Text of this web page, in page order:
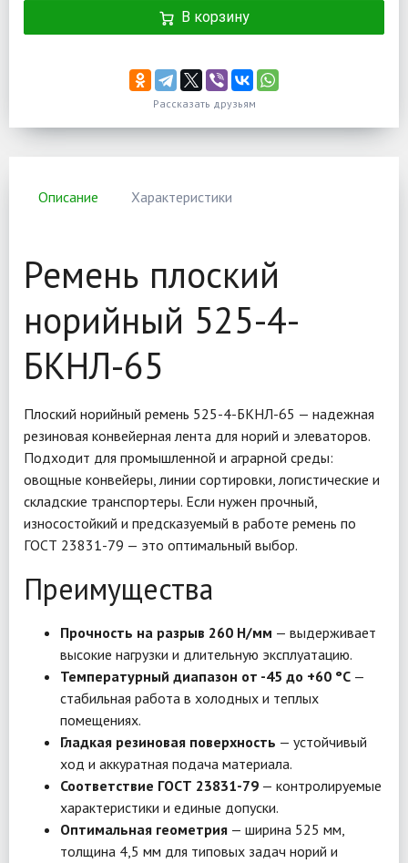
В корзину
Рассказать друзьям
Описание Характеристики
Ремень плоский
норийный 525-4-
БКНЛ-65
Плоский норийный ремень 525-4-БКНЛ-65 — надежная
резиновая конвейерная лента для норий и элеваторов.
Подходит для промышленной и аграрной среды:
овощные конвейеры, линии сортировки, логистические и
складские транспортеры. Если нужен прочный,
износостойкий и предсказуемый в работе ремень по
ГОСТ 23831-79 — это оптимальный выбор.
Преимущества
Прочность на разрыв 260 Н/мм — выдерживает
высокие нагрузки и длительную эксплуатацию.
Температурный диапазон от -45 до +60 °C —
стабильная работа в холодных и теплых
помещениях.
Гладкая резиновая поверхность — устойчивый
ход и аккуратная подача материала.
Соответствие ГОСТ 23831-79 — контролируемые
характеристики и единые допуски.
Оптимальная геометрия — ширина 525 мм,
толщина 4,5 мм для типовых задач норий и